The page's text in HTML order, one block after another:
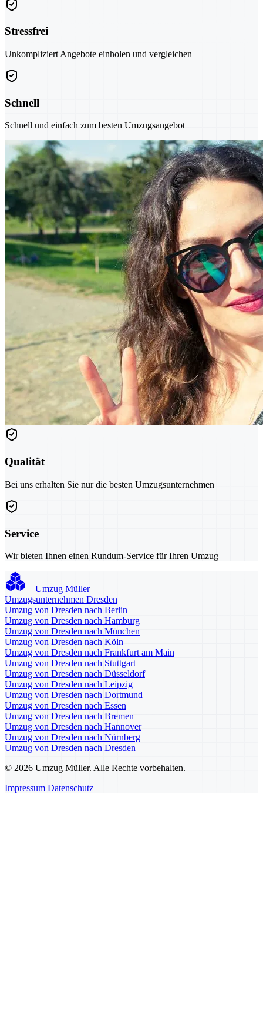
Stressfrei
Unkompliziert Angebote einholen und vergleichen
Schnell
Schnell und einfach zum besten Umzugsangebot
Qualität
Bei uns erhalten Sie nur die besten Umzugsunternehmen
Service
Wir bieten Ihnen einen Rundum-Service für Ihren Umzug
Umzug Müller
Umzugsunternehmen Dresden
Umzug von Dresden nach Berlin
Umzug von Dresden nach Hamburg
Umzug von Dresden nach München
Umzug von Dresden nach Köln
Umzug von Dresden nach Frankfurt am Main
Umzug von Dresden nach Stuttgart
Umzug von Dresden nach Düsseldorf
Umzug von Dresden nach Leipzig
Umzug von Dresden nach Dortmund
Umzug von Dresden nach Essen
Umzug von Dresden nach Bremen
Umzug von Dresden nach Hannover
Umzug von Dresden nach Nürnberg
Umzug von Dresden nach Dresden
© 2026 Umzug Müller. Alle Rechte vorbehalten.
Impressum Datenschutz